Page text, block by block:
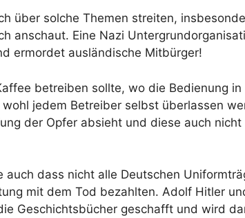
über solche Themen streiten,
anschaut. Eine Nazi
ermordet ausländische Mitbürger!
betreiben sollte, wo die Bedienung
jedem Betreiber selbst überlassen
der Opfer absieht und diese auch
auch dass nicht alle Deutschen
mit dem Tod bezahlten. Adolf Hitler
Geschichtsbücher geschafft und wird